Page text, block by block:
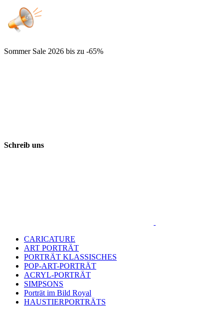
Sommer Sale 2026 bis zu -65%
Schreib uns
CARICATURE
ART PORTRÄT
PORTRÄT KLASSISCHES
POP-ART-PORTRÄT
ACRYL-PORTRÄT
SIMPSONS
Porträt im Bild Royal
HAUSTIERPORTRÄTS